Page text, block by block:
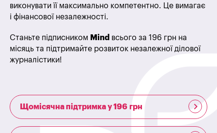
виконувати її максимально компетентно. Це вимагає
і фінансової незалежності.
Станьте підписником Mind всього за 196 грн на
місяць та підтримайте розвиток незалежної ділової
журналістики!
Щомісячна підтримка у 196 грн